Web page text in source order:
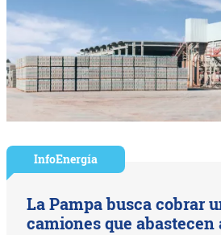
InfoEnergía
La Pampa busca cobrar
camiones que abastecen